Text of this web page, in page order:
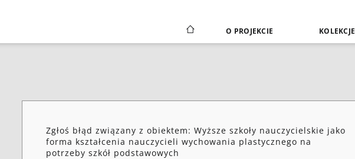
O PROJEKCIE KOLEKCJE
Zgłoś błąd związany z obiektem: Wyższe szkoły nauczycielskie jako
forma kształcenia nauczycieli wychowania plastycznego na
potrzeby szkół podstawowych